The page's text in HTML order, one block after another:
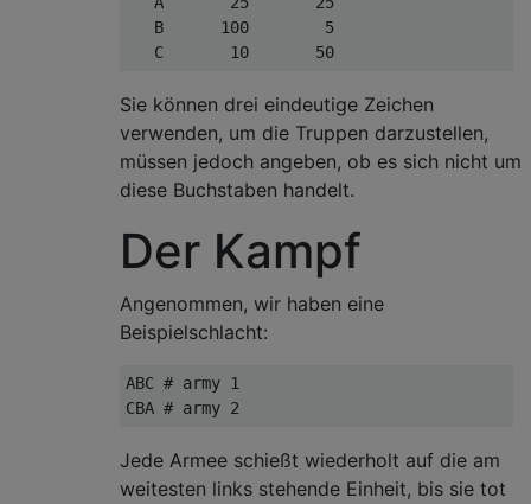
   B      100        5
Sie können drei eindeutige Zeichen
verwenden, um die Truppen darzustellen,
müssen jedoch angeben, ob es sich nicht um
diese Buchstaben handelt.
Der Kampf
Angenommen, wir haben eine
Beispielschlacht:
ABC # army 1
Jede Armee schießt wiederholt auf die am
weitesten links stehende Einheit, bis sie tot